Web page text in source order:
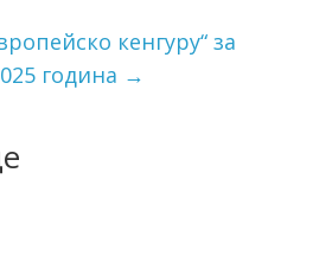
кенгуру“ за
година →